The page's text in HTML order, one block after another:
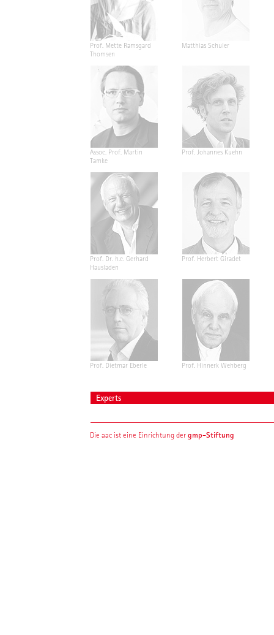
Prof. Mette Ramsgard
Thomsen
Matthias Schuler
Assoc. Prof. Martin
Tamke
Prof. Johannes Kuehn
Prof. Dr. h.c. Gerhard
Hausladen
Prof. Herbert Giradet
Prof. Dietmar Eberle Prof. Hinnerk Wehberg
Experts
Die aac ist eine Einrichtung dergmp-Stiftung